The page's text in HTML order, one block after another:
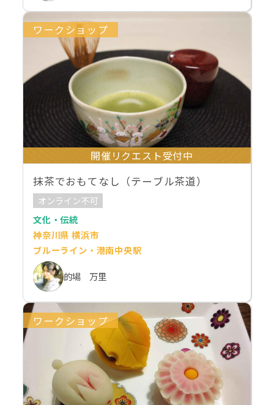
ワークショップ
開催リクエスト受付中
抹茶でおもてなし（テーブル茶道）
オンライン不可
文化・伝統
神奈川県 横浜市
ブルーライン・港南中央駅
的場 万里
ワークショップ